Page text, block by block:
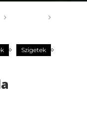
Szigetek